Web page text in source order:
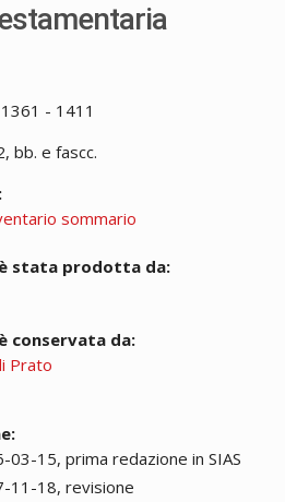
- 1411
bb. e fascc.
sommario
stata prodotta da:
conservata da:
Prato
03-15, prima redazione in SIAS
11-18, revisione